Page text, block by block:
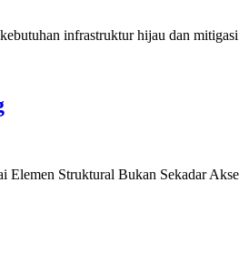
infrastruktur hijau dan mitigasi
Elemen Struktural Bukan Sekadar